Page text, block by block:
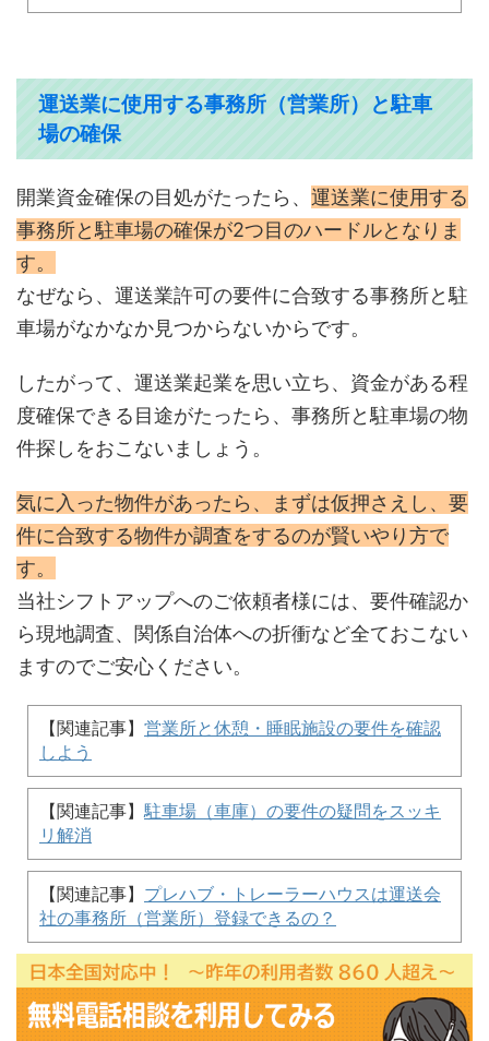
運送業に使用する事務所（営業所）と駐車
場の確保
開業資金確保の目処がたったら、 運送業に使用する
事務所と駐車場の確保が2つ目のハードルとなりま
す。
なぜなら、運送業許可の要件に合致する事務所と駐
車場がなかなか見つからないからです。
したがって、運送業起業を思い立ち、資金がある程
度確保できる目途がたったら、事務所と駐車場の物
件探しをおこないましょう。
気に入った物件があったら、まずは仮押さえし、要
件に合致する物件か調査をするのが賢いやり方で
す。
当社シフトアップへのご依頼者様には、要件確認か
ら現地調査、関係自治体への折衝など全ておこない
ますのでご安心ください。
【関連記事】 営業所と休憩・睡眠施設の要件を確認
しよう
【関連記事】 駐車場（車庫）の要件の疑問をスッキ
リ解消
【関連記事】 プレハブ・トレーラーハウスは運送会
社の事務所（営業所）登録できるの？